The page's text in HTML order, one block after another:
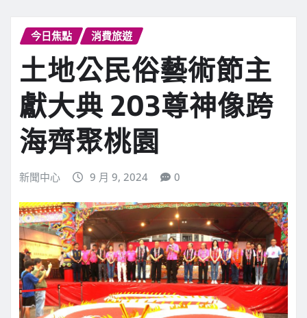
今日焦點 消費旅遊
土地公民俗藝術節主
獻大典 203尊神像跨
海齊聚桃園
新聞中心 9 月 9, 2024 0